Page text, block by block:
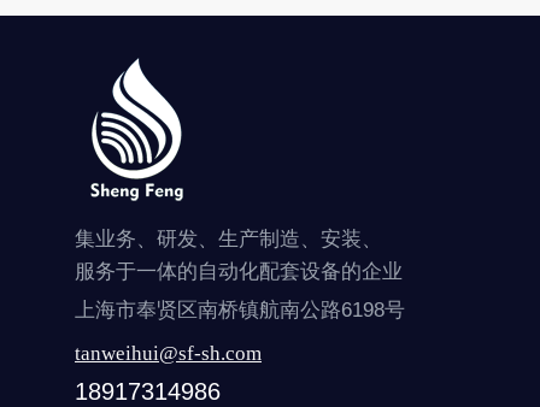
集业务、研发、生产制造、安装、
服务于一体的自动化配套设备的企业
上海市奉贤区南桥镇航南公路6198号
tanweihui@sf-sh.com
18917314986